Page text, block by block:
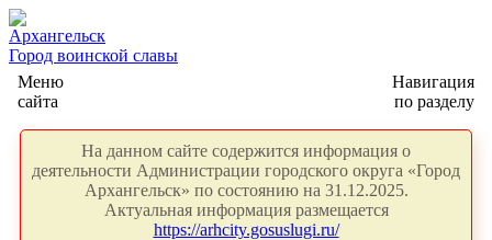
Архангельск
Город воинской славы
Меню
сайта
Навигация
по разделу
На данном сайте содержится информация о
деятельности Администрации городского округа «Город
Архангельск» по состоянию на 31.12.2025.
Актуальная информация размещается
https://arhcity.gosuslugi.ru/